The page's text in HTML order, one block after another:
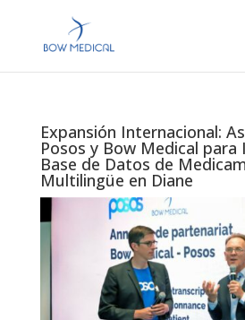
Expansión Internacional:
Posos y Bow Medical para
Base de Datos de
Multilingüe en Diane